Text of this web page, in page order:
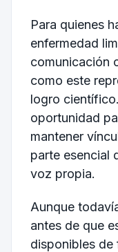
Para quienes
enfermedad
comunicación
como este
logro
oportunidad
mantener
parte esencial
voz propia.
Aunque
antes de que
disponibles de